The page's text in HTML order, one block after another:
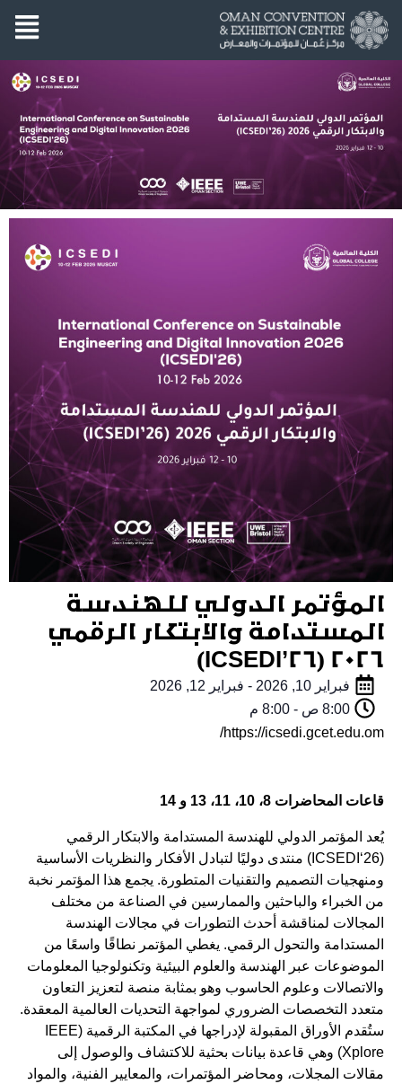
المؤتمر الدولي للهندسة
المستدامة والابتكار الرقمي
2026 (ICSEDI’26)
فبراير 10, 2026 - فبراير 12, 2026
8:00 ص
- 8:00 م
https://icsedi.gcet.edu.om/
قاعات المحاضرات 8، 10، 11، 13 و 14
يُعد المؤتمر الدولي للهندسة المستدامة والابتكار الرقمي
(ICSEDI‘26) منتدى دوليًا لتبادل الأفكار والنظريات الأساسية
ومنهجيات التصميم والتقنيات المتطورة. يجمع هذا المؤتمر نخبة
من الخبراء والباحثين والممارسين في الصناعة من مختلف
المجالات لمناقشة أحدث التطورات في مجالات الهندسة
المستدامة والتحول الرقمي. يغطي المؤتمر نطاقًا واسعًا من
الموضوعات عبر الهندسة والعلوم البيئية وتكنولوجيا المعلومات
والاتصالات وعلوم الحاسوب وهو بمثابة منصة لتعزيز التعاون
متعدد التخصصات الضروري لمواجهة التحديات العالمية المعقدة.
ستُقدم الأوراق المقبولة لإدراجها في المكتبة الرقمية (IEEE
Xplore) وهي قاعدة بيانات بحثية للاكتشاف والوصول إلى
مقالات المجلات، ومحاضر المؤتمرات، والمعايير الفنية، والمواد